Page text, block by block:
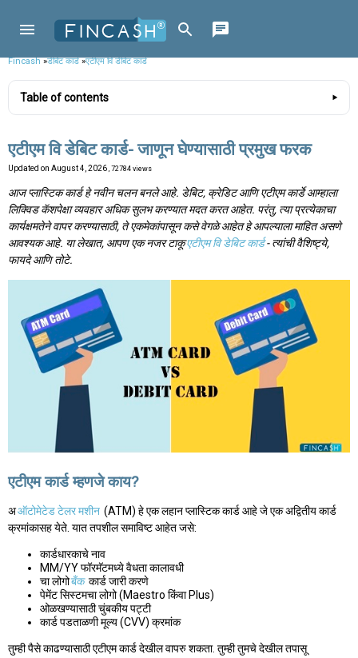
Fincash»डेबिट कार्ड»एटीएम वि डेबिट कार्ड
Table of contents
एटीएम वि डेबिट कार्ड- जाणून घेण्यासाठी प्रमुख फरक
Updated on August 4, 2026 , 72784 views
आज प्लास्टिक कार्ड हे नवीन चलन बनले आहे. डेबिट, क्रेडिट आणि एटीएम कार्डे आम्हाला
लिक्विड कॅशपेक्षा व्यवहार अधिक सुलभ करण्यात मदत करत आहेत. परंतु, त्या प्रत्येकाचा
कार्यक्षमतेने वापर करण्यासाठी, ते एकमेकांपासून कसे वेगळे आहेत हे आपल्याला माहित असणे
आवश्यक आहे. या लेखात, आपण एक नजर टाकूएटीएम वि डेबिट कार्ड- त्यांची वैशिष्ट्ये,
फायदे आणि तोटे.
एटीएम कार्ड म्हणजे काय?
अऑटोमेटेड टेलर मशीन (ATM) हे एक लहान प्लास्टिक कार्ड आहे जे एक अद्वितीय कार्ड
क्रमांकासह येते. यात तपशील समाविष्ट आहेत जसे:
कार्डधारकाचे नाव
MM/YY फॉरमॅटमध्ये वैधता कालावधी
चा लोगोबँक कार्ड जारी करणे
पेमेंट सिस्टमचा लोगो (Maestro किंवा Plus)
ओळखण्यासाठी चुंबकीय पट्टी
कार्ड पडताळणी मूल्य (CVV) क्रमांक
तुम्ही पैसे काढण्यासाठी एटीएम कार्ड देखील वापरु शकता. तुम्ही तुमचे देखील तपासू